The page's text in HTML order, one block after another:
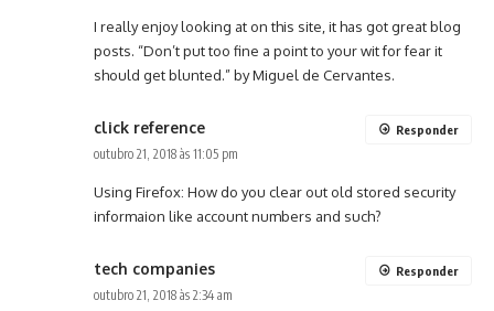
I really enjoy looking at on this site, it has got great blog
posts. “Don’t put too fine a point to your wit for fear it
should get blunted.” by Miguel de Cervantes.
click reference
outubro 21, 2018 às 11:05 pm
Using Firefox: How do you clear out old stored security
informaion like account numbers and such?
Responder
tech companies
outubro 21, 2018 às 2:34 am
Responder